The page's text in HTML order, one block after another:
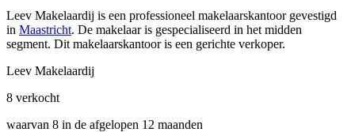
Leev Makelaardij is een professioneel makelaarskantoor gevestigd
in Maastricht. De makelaar is gespecialiseerd in het midden
segment. Dit makelaarskantoor is een gerichte verkoper.
Leev Makelaardij
8 verkocht
waarvan 8 in de afgelopen 12 maanden